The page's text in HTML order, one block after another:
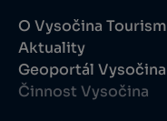
O Vysočina Tourism
Aktuality
Geoportál Vysočina
Činnost Vysočina